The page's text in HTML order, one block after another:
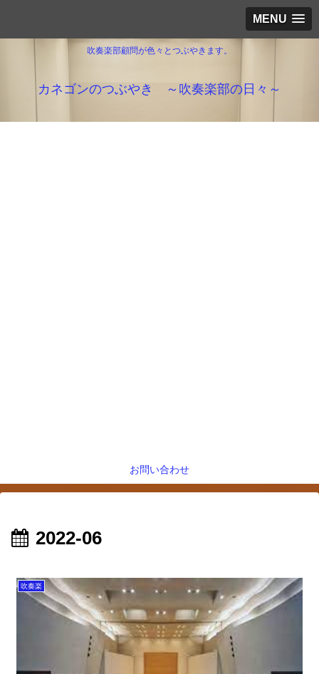
MENU
吹奏楽部顧問が色々とつぶやきます。
カネゴンのつぶやき ～吹奏楽部の日々～
お問い合わせ
2022-06
吹奏楽